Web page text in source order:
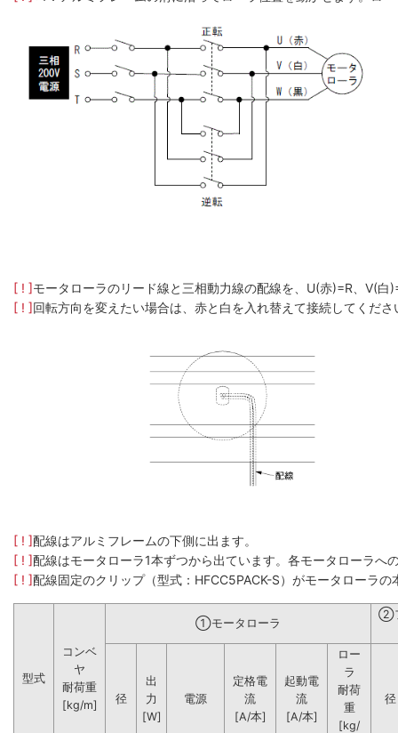
[ ! ]モータローラのリード線と三相動力線の配線を、U(赤)=R、V(
[ ! ]回転方向を変えたい場合は、赤と白を入れ替えて接続してくださ
[ ! ]配線はアルミフレームの下側に出ます。
[ ! ]配線はモータローラ1本ずつから出ています。各モータローラへ
[ ! ]配線固定のクリップ（型式：HFCC5PACK-S）がモータローラ
型式
コンベ
ヤ
耐荷重
[kg/m]
①モータローラ
②
径
出
力
[W]
電源
定格電
流
[A/本]
起動電
流
[A/本]
ロー
ラ
耐荷
重
[kg/
径